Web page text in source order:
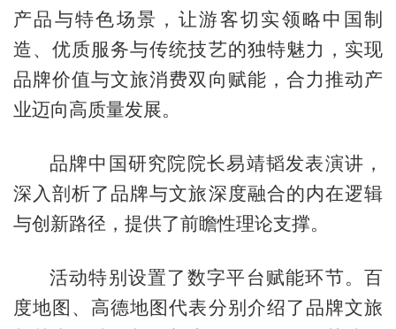
产品与特色场景，让游客切实领略中国制
造、优质服务与传统技艺的独特魅力，实现
品牌价值与文旅消费双向赋能，合力推动产
业迈向高质量发展。
品牌中国研究院院长易靖韬发表演讲，
深入剖析了品牌与文旅深度融合的内在逻辑
与创新路径，提供了前瞻性理论支撑。
活动特别设置了数字平台赋能环节。百
度地图、高德地图代表分别介绍了品牌文旅